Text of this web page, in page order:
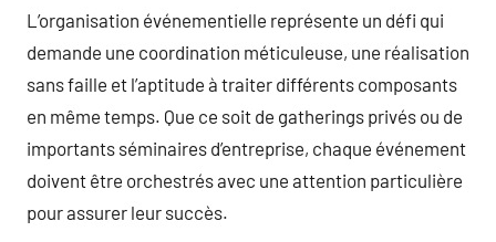
L’organisation événementielle représente un défi qui
demande une coordination méticuleuse, une réalisation
sans faille et l’aptitude à traiter différents composants
en même temps. Que ce soit de gatherings privés ou de
importants séminaires d’entreprise, chaque événement
doivent être orchestrés avec une attention particulière
pour assurer leur succès.